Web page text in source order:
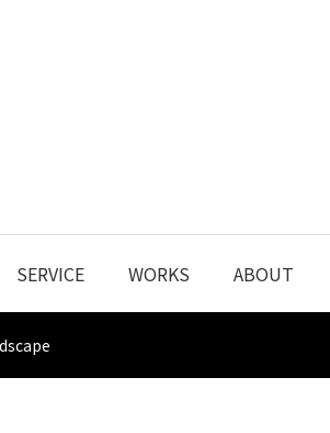
SERVICE WORKS ABOUT